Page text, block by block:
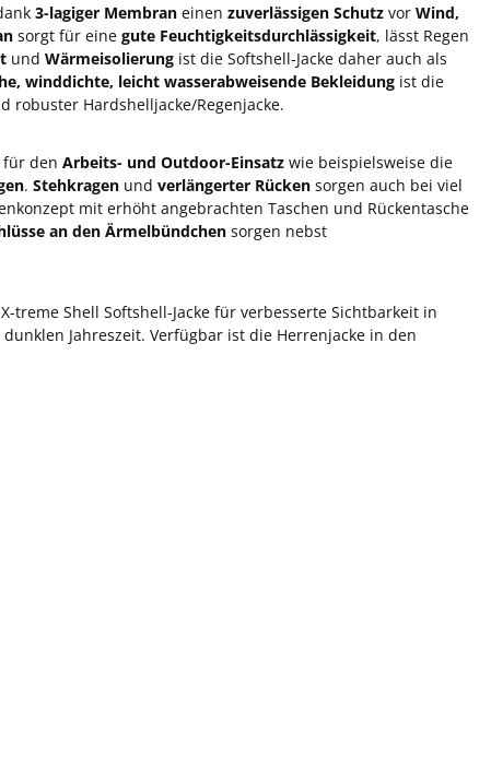
3-lagiger Membran einen zuverlässigen Schutz vor Wind,
sorgt für eine gute Feuchtigkeitsdurchlässigkeit, lässt Regen
und Wärmeisolierung ist die Softshell-Jacke daher auch als
winddichte, leicht wasserabweisende Bekleidung ist die
robuster Hardshelljacke/Regenjacke.
für den Arbeits- und Outdoor-Einsatz wie beispielsweise die
. Stehkragen und verlängerter Rücken sorgen auch bei viel
mit erhöht angebrachten Taschen und Rückentasche
an den Ärmelbündchen sorgen nebst
treme Shell Softshell-Jacke für verbesserte Sichtbarkeit in
Jahreszeit. Verfügbar ist die Herrenjacke in den